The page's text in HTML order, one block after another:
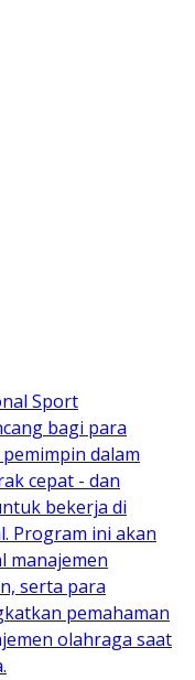
Sport
bagi para
dalam
cepat - dan
bekerja di
Program ini akan
manajemen
serta para
pemahaman
olahraga saat